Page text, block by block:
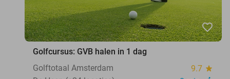
favorite_border
Golfcursus: GVB halen in 1 dag
Golftotaal Amsterdam
9.7 star